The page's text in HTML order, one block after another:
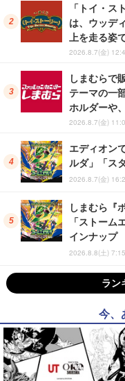
「トイ・ス
は、ウッデ
上を走る姿
2026.8.7(金)
しまむらで
テーマの一
ホルダーや
2026.8.7(金)
エディオン
ルダ」「ス
2026.8.7(金)
しまむら『
「ストーム
インナップ
2026.8.8(土) 7:15
ラン
今、